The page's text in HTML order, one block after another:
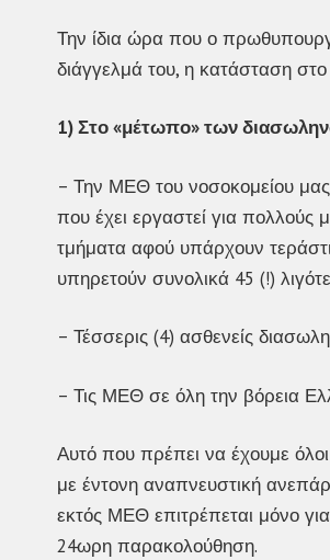
Την ίδια ώρα που ο
διάγγελμά του, η κατάσταση
1) Στο «μέτωπο» των
– Την ΜΕΘ του νοσοκομείου
που έχει εργαστεί για
τμήματα αφού υπάρχουν
υπηρετούν συνολικά 45 (!)
– Τέσσερις (4) ασθενείς
– Τις ΜΕΘ σε όλη την βόρεια
Αυτό που πρέπει να έχουμε
με έντονη αναπνευστική
εκτός ΜΕΘ επιτρέπεται μόνο
24ωρη παρακολούθηση.